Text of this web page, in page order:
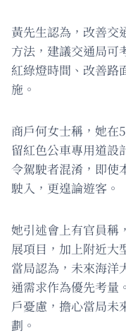
黃先生認為，改善交
方法，建議交通局可
紅綠燈時間、改善路
施。
商戶何女士稱，她在
留紅色公車專用道設
令駕駛者混淆，即使
駛入，更遑論遊客。
她引述會上有官員稱
展項目，加上附近大
當局認為，未來海洋
通需求作為優先考量
戶憂慮，擔心當局未
劃。